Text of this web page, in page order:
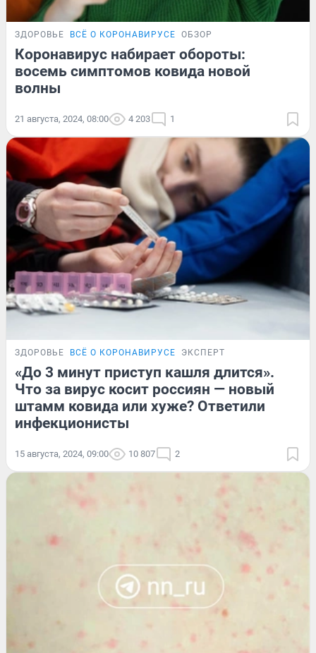
ЗДОРОВЬЕ ВСЁ О КОРОНАВИРУСЕ ОБЗОР
Коронавирус набирает обороты:
восемь симптомов ковида новой
волны
21 августа, 2024, 08:00 4 203 1
ЗДОРОВЬЕ ВСЁ О КОРОНАВИРУСЕ ЭКСПЕРТ
«До 3 минут приступ кашля длится».
Что за вирус косит россиян — новый
штамм ковида или хуже? Ответили
инфекционисты
15 августа, 2024, 09:00 10 807 2